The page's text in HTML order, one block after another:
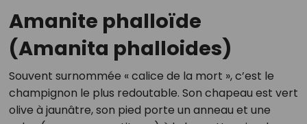
Amanite phalloïde
(Amanita phalloides)
Souvent surnommée « calice de la mort », c’est le
champignon le plus redoutable. Son chapeau est vert
olive à jaunâtre, son pied porte un anneau et une